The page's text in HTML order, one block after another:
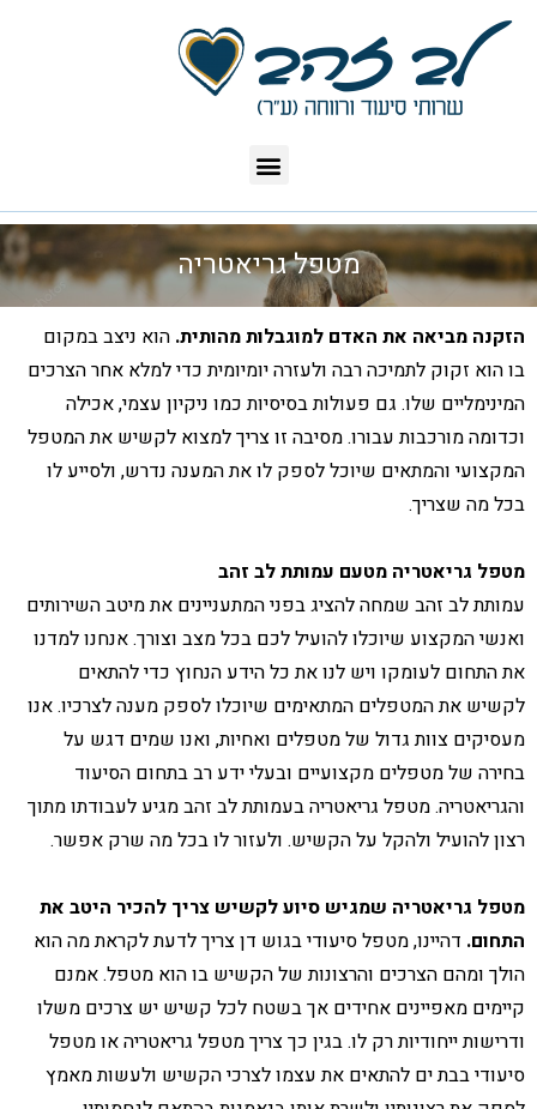
מטפל גריאטריה
הזקנה מביאה את האדם למוגבלות מהותית. הוא ניצב במקום
בו הוא זקוק לתמיכה רבה ולעזרה יומיומית כדי למלא אחר הצרכים
המינימליים שלו. גם פעולות בסיסיות כמו ניקיון עצמי, אכילה
וכדומה מורכבות עבורו. מסיבה זו צריך למצוא לקשיש את המטפל
המקצועי והמתאים שיוכל לספק לו את המענה נדרש, ולסייע לו
בכל מה שצריך.
מטפל גריאטריה מטעם עמותת לב זהב
עמותת לב זהב שמחה להציג בפני המתעניינים את מיטב השירותים
ואנשי המקצוע שיוכלו להועיל לכם בכל מצב וצורך. אנחנו למדנו
את התחום לעומקו ויש לנו את כל הידע הנחוץ כדי להתאים
לקשיש את המטפלים המתאימים שיוכלו לספק מענה לצרכיו. אנו
מעסיקים צוות גדול של מטפלים ואחיות, ואנו שמים דגש על
בחירה של מטפלים מקצועיים ובעלי ידע רב בתחום הסיעוד
והגריאטריה. מטפל גריאטריה בעמותת לב זהב מגיע לעבודתו מתוך
רצון להועיל ולהקל על הקשיש. ולעזור לו בכל מה שרק אפשר.
מטפל גריאטריה שמגיש סיוע לקשיש צריך להכיר היטב את
התחום. דהיינו, מטפל סיעודי בגוש דן צריך לדעת לקראת מה הוא
הולך ומהם הצרכים והרצונות של הקשיש בו הוא מטפל. אמנם
קיימים מאפיינים אחידים אך בשטח לכל קשיש יש צרכים משלו
ודרישות ייחודיות רק לו. בגין כך צריך מטפל גריאטריה או מטפל
סיעודי בבת ים להתאים את עצמו לצרכי הקשיש ולעשות מאמץ